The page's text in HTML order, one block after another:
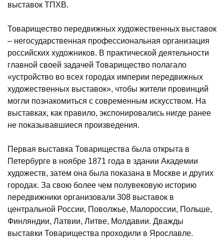
выставок ТПХВ.
Товарищество передвижных художественных выставок
– негосударственная профессиональная организация
российских художников. В практической деятельности
главной своей задачей Товарищество полагало
«устройство во всех городах империи передвижных
художественных выставок», чтобы жители провинций
могли познакомиться с современным искусством. На
выставках, как правило, экспонировались нигде ранее
не показывавшиеся произведения.
Первая выставка Товарищества была открыта в
Петербурге в ноябре 1871 года в здании Академии
художеств, затем она была показана в Москве и других
городах. За свою более чем полувековую историю
передвижники организовали 308 выставок в
центральной России, Поволжье, Малороссии, Польше,
Финляндии, Латвии, Литве, Молдавии. Дважды
выставки Товарищества проходили в Ярославле.